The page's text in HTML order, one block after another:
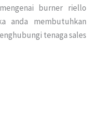
burner riello
anda membutuhkan
tenaga sales